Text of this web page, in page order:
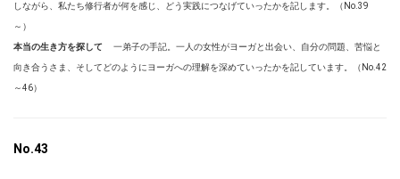
しながら、私たち修行者が何を感じ、どう実践につなげていったかを記します。（No.39
～）
本当の生き方を探して 一弟子の手記。一人の女性がヨーガと出会い、自分の問題、苦悩と
向き合うさま、そしてどのようにヨーガへの理解を深めていったかを記しています。（No.42
～46）
No.43